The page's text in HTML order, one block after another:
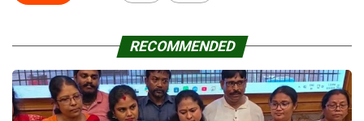
RECOMMENDED